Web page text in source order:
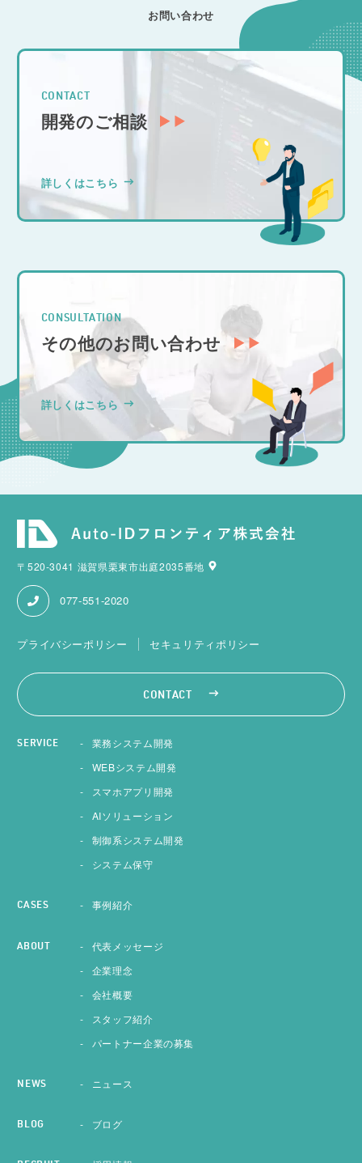
お問い合わせ
CONTACT
開発のご相談
詳しくはこちら
CONSULTATION
その他のお問い合わせ
詳しくはこちら
〒520-3041 滋賀県栗東市出庭2035番地
077-551-2020
プライバシーポリシー セキュリティポリシー
CONTACT
SERVICE
業務システム開発
WEBシステム開発
スマホアプリ開発
AIソリューション
制御系システム開発
システム保守
CASES 事例紹介
ABOUT
代表メッセージ
企業理念
会社概要
スタッフ紹介
パートナー企業の募集
NEWS ニュース
BLOG ブログ